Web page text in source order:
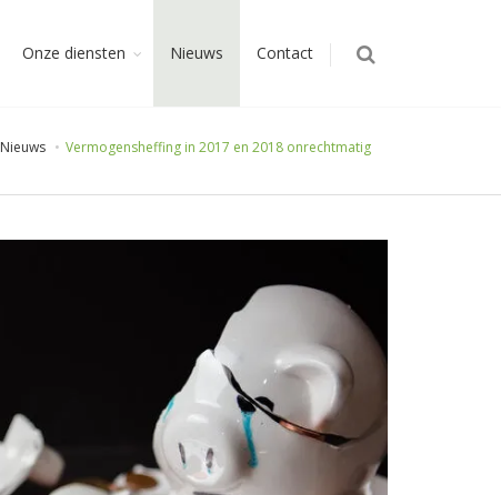
Onze diensten Nieuws Contact
Nieuws Vermogensheffing in 2017 en 2018 onrechtmatig